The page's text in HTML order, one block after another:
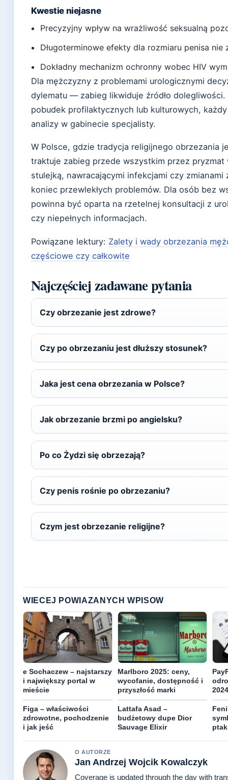
Kwestie niejasne
Precyzyjny wpływ na wrażliwość seksualną
Długoterminowe efekty dla rozmiaru penisa nie
Dokładny mechanizm ochronny wobec HIV
Dla mężczyzny z problemami urologicznymi
dylematu — zabieg likwiduje źródło
pobudek profilaktycznych lub kulturowych,
analizy w gabinecie specjalisty.
W Polsce, gdzie tradycja religijnego obrzezania
traktuje zabieg przede wszystkim przez
stulejką, nawracającymi infekcjami czy
koniec przewlekłych problemów. Dla osób bez
powinna być oparta na rzetelnej konsultacji z
czy niepełnych informacjach.
Powiązane lektury: Zalety i wady obrzezania
częściowe czy całkowite
Najczęściej zadawane pytania
Czy obrzezanie jest zdrowe?
Czy po obrzezaniu jest dłuższy stosunek?
Jaka jest cena obrzezania w Polsce?
Jak obrzezanie brzmi po angielsku?
Po co Żydzi się obrzezają?
Czy penis rośnie po obrzezaniu?
Czym jest obrzezanie religijne?
WIECEJ POWIAZANYCH WPISOW
e Sochaczew – najstarszy
i największy portal w
mieście
Marlboro 2025: ceny,
wycofanie, dostępność i
przyszłość marki
2024
Figa – właściwości
zdrowotne, pochodzenie
i jak jeść
Lattafa Asad –
budżetowy dupe Dior
Sauvage Elixir
O AUTORZE
Jan Andrzej Wojcik Kowalczyk
Coverage is updated through the day with